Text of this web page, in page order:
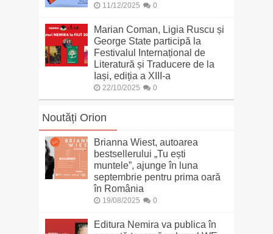
11/12/2025 0
Marian Coman, Ligia Ruscu și
George State participă la
Festivalul Internațional de
Literatură și Traducere de la
Iași, ediția a XIII-a
22/10/2025 0
Noutăți Orion
Brianna Wiest, autoarea
bestsellerului „Tu ești
muntele”, ajunge în luna
septembrie pentru prima oară
în România
19/08/2025 0
Editura Nemira va publica în